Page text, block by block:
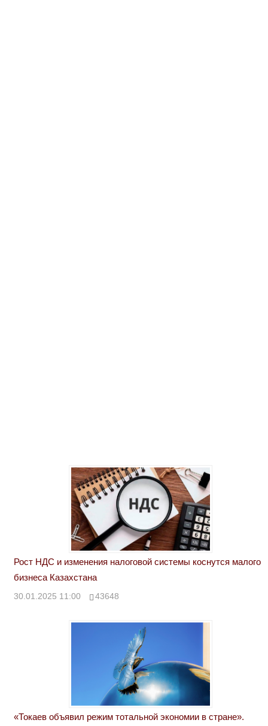
Рост НДС и изменения налоговой системы коснутся малого
бизнеса Казахстана
30.01.2025 11:00 43648
«Токаев объявил режим тотальной экономии в стране».